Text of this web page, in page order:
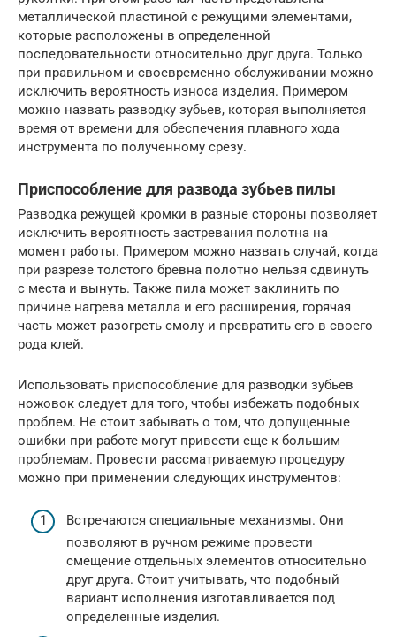
металлической пластиной с режущими элементами,
которые расположены в определенной
последовательности относительно друг друга. Только
при правильном и своевременно обслуживании можно
исключить вероятность износа изделия. Примером
можно назвать разводку зубьев, которая выполняется
время от времени для обеспечения плавного хода
инструмента по полученному срезу.
Приспособление для развода зубьев пилы
Разводка режущей кромки в разные стороны позволяет
исключить вероятность застревания полотна на
момент работы. Примером можно назвать случай, когда
при разрезе толстого бревна полотно нельзя сдвинуть
с места и вынуть. Также пила может заклинить по
причине нагрева металла и его расширения, горячая
часть может разогреть смолу и превратить его в своего
рода клей.
Использовать приспособление для разводки зубьев
ножовок следует для того, чтобы избежать подобных
проблем. Не стоит забывать о том, что допущенные
ошибки при работе могут привести еще к большим
проблемам. Провести рассматриваемую процедуру
можно при применении следующих инструментов:
Встречаются специальные механизмы. Они
позволяют в ручном режиме провести
смещение отдельных элементов относительно
друг друга. Стоит учитывать, что подобный
вариант исполнения изготавливается под
определенные изделия.